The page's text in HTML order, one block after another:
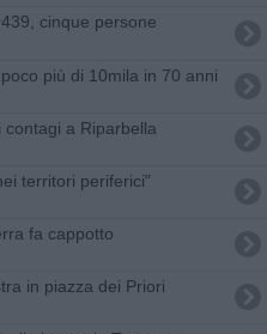
cinque persone
più di 10mila in 70 anni
a Riparbella
territori periferici"
fa cappotto
in piazza dei Priori